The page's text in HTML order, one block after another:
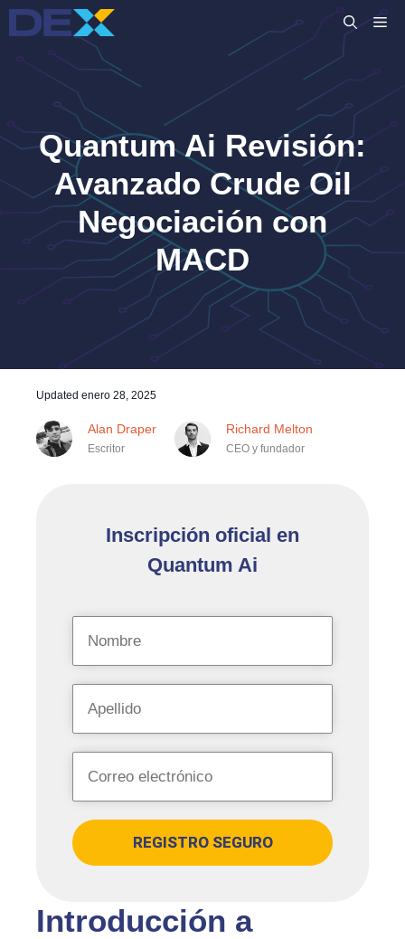
Saltar
al
contenido
Quantum Ai Revisión:
AvanzadoCrude Oil
Negociación con
MACD
Updated enero 28, 2025
Alan Draper
Escritor
Richard Melton
CEO y fundador
Introducción a
Inscripción oficial en
Quantum Ai
REGISTRO SEGURO